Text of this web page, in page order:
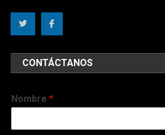
CONTÁCTANOS
Nombre*